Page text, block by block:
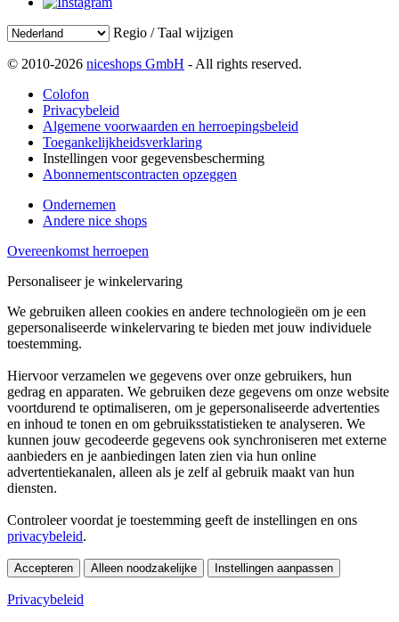
Regio / Taal wijzigen
© 2010-2026 niceshops GmbH - All rights reserved.
Colofon
Privacybeleid
Algemene voorwaarden en herroepingsbeleid
Toegankelijkheidsverklaring
Instellingen voor gegevensbescherming
Abonnementscontracten opzeggen
Ondernemen
Andere nice shops
Overeenkomst herroepen
Personaliseer je winkelervaring
We gebruiken alleen cookies en andere technologieën om je een
gepersonaliseerde winkelervaring te bieden met jouw individuele
toestemming.
Hiervoor verzamelen we gegevens over onze gebruikers, hun
gedrag en apparaten. We gebruiken deze gegevens om onze website
voortdurend te optimaliseren, om je gepersonaliseerde advertenties
en inhoud te tonen en om gebruiksstatistieken te analyseren. We
kunnen jouw gecodeerde gegevens ook synchroniseren met externe
aanbieders en je aanbiedingen laten zien via hun online
advertentiekanalen, alleen als je zelf al gebruik maakt van hun
diensten.
Controleer voordat je toestemming geeft de instellingen en ons
privacybeleid.
Accepteren Alleen noodzakelijke Instellingen aanpassen
Privacybeleid